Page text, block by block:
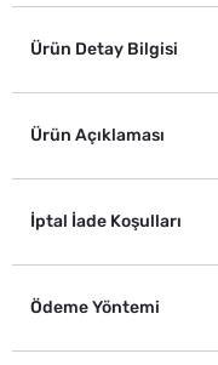
Ürün Detay Bilgisi
Ürün Açıklaması
İptal İade Koşulları
Ödeme Yöntemi